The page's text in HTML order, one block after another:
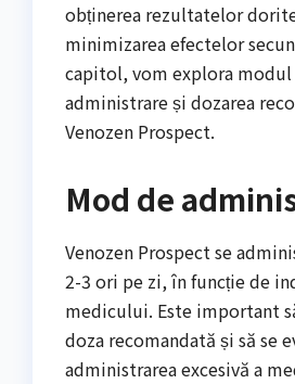
obținerea rezultatelor
minimizarea efectelor
capitol, vom explora
administrare și dozarea
Venozen Prospect.
Mod de
Venozen Prospect se
2-3 ori pe zi, în funcție de
medicului. Este important
doza recomandată și să se
administrarea excesivă a